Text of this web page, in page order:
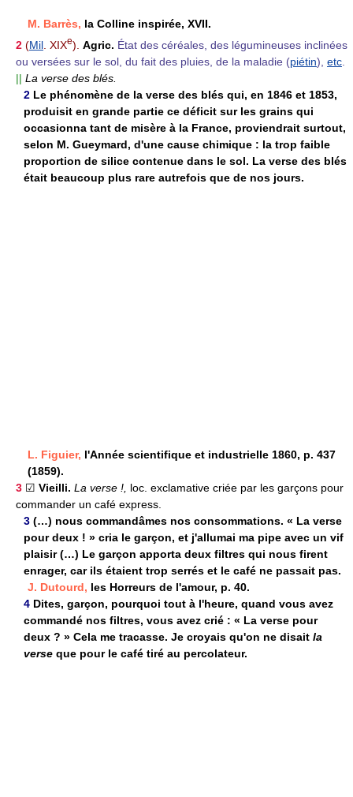
M. Barrès, la Colline inspirée, XVII.
2 (Mil . XIXe). Agric. État des céréales, des légumineuses inclinées
ou versées sur le sol, du fait des pluies, de la maladie (piétin), etc
|| La verse des blés.
2 Le phénomène de la verse des blés qui, en 1846 et 1853,
produisit en grande partie ce déficit sur les grains qui
occasionna tant de misère à la France, proviendrait surtout,
selon M. Gueymard, d'une cause chimique : la trop faible
proportion de silice contenue dans le sol. La verse des blés
était beaucoup plus rare autrefois que de nos jours.
L. Figuier, l'Année scientifique et industrielle 1860, p. 437
(1859).
3 ☑ Vieilli. La verse !, loc. exclamative criée par les garçons pour
commander un café express.
3 (…) nous commandâmes nos consommations. « La verse
pour deux ! » cria le garçon, et j'allumai ma pipe avec un vif
plaisir (…) Le garçon apporta deux filtres qui nous firent
enrager, car ils étaient trop serrés et le café ne passait pas.
J. Dutourd, les Horreurs de l'amour, p. 40.
4 Dites, garçon, pourquoi tout à l'heure, quand vous avez
commandé nos filtres, vous avez crié : « La verse pour
deux ? » Cela me tracasse. Je croyais qu'on ne disait la
verse que pour le café tiré au percolateur.